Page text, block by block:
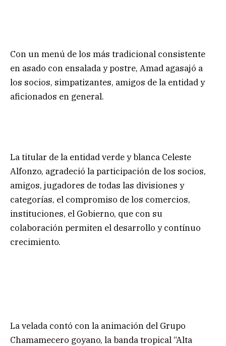
Con un menú de los más tradicional consistente
en asado con ensalada y postre, Amad agasajó a
los socios, simpatizantes, amigos de la entidad y
aficionados en general.
La titular de la entidad verde y blanca Celeste
Alfonzo, agradeció la participación de los socios,
amigos, jugadores de todas las divisiones y
categorías, el compromiso de los comercios,
instituciones, el Gobierno, que con su
colaboración permiten el desarrollo y contínuo
crecimiento.
La velada contó con la animación del Grupo
Chamamecero goyano, la banda tropical “Alta